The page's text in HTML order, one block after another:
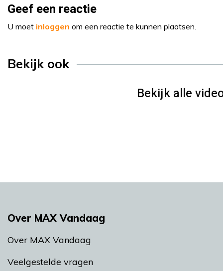
Geef een reactie
U moet inloggen om een reactie te kunnen plaatsen.
Bekijk ook
Bekijk alle
Over MAX Vandaag
Over MAX Vandaag
Veelgestelde vragen